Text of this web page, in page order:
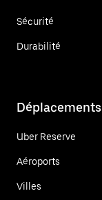
Sécurité
Durabilité
Déplacements
Uber Reserve
Aéroports
Villes